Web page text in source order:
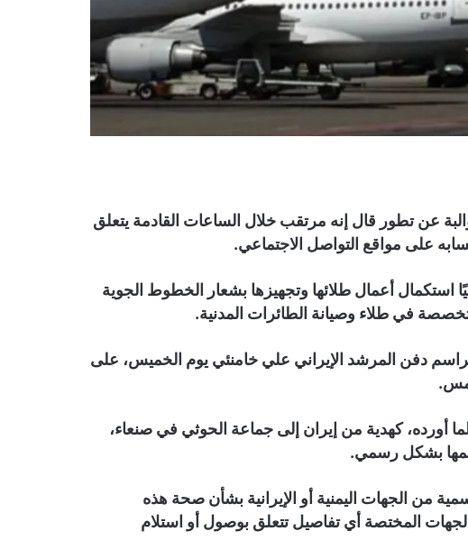
عن تطور قال إنه مرتقب خلال الساعات القادمة يتعلق
على مواقع التواصل الاجتماعي.
استكمال أعمال طلائها وتجهيزها بشعار الخطوط الجوية
في طلاء وصيانة الطائرات المدنية.
دفن المرشد الإيراني علي خامنئي يوم الخميس، على
أورده، كهدية من إيران إلى جماعة الحوثي في صنعاء،
بشكل رسمي.
من الجهات اليمنية أو الإيرانية بشأن صحة هذه
المختصة أي تفاصيل تتعلق بوصول أو استلام